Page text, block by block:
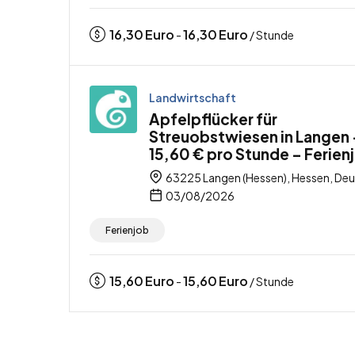
16,30Euro -16,30Euro / Stunde
Landwirtschaft
Apfelpflücker für
Streuobstwiesen in Langen
15,60 € pro Stunde –
63225 Langen (Hessen), Hessen,
03/08/2026
Ferienjob
15,60Euro -15,60Euro / Stunde